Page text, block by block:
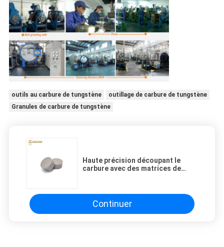
outils au carbure de tungstène
outillage de carbure de tungstène
Granules de carbure de tungstène
Haute précision découpant le
carbure avec des matrices de
résistance dirigeant des matrices
Continuer